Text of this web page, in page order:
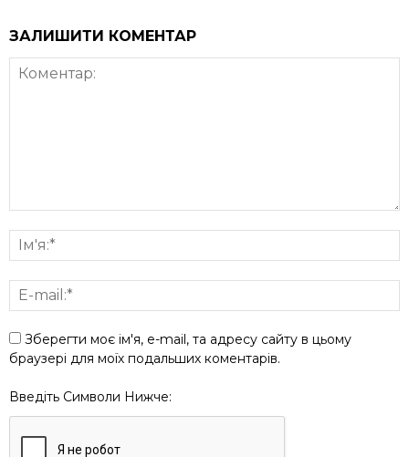
ЗАЛИШИТИ КОМЕНТАР
Зберегти моє ім'я, e-mail, та адресу сайту в цьому
браузері для моїх подальших коментарів.
Введіть Символи Нижче: